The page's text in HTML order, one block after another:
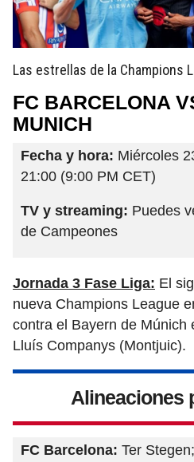
Las estrellas de la Champions
FC BARCELONA
MUNICH
Fecha y hora: Miércoles
21:00 (9:00 PM CET)
TV y streaming: Puedes
de Campeones
Jornada 3 Fase Liga: El
nueva Champions League
contra el Bayern de Múnich
Lluís Companys (Montjuic).
Alineaciones
FC Barcelona: Ter